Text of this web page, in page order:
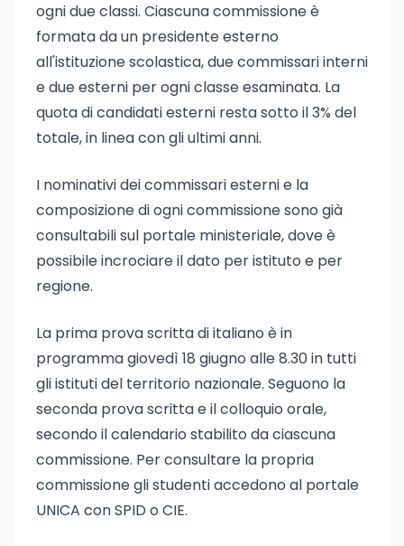
ogni due classi. Ciascuna commissione è
formata da un presidente esterno
all'istituzione scolastica, due commissari interni
e due esterni per ogni classe esaminata. La
quota di candidati esterni resta sotto il 3% del
totale, in linea con gli ultimi anni.
I nominativi dei commissari esterni e la
composizione di ogni commissione sono già
consultabili sul portale ministeriale, dove è
possibile incrociare il dato per istituto e per
regione.
La prima prova scritta di italiano è in
programma giovedì 18 giugno alle 8.30 in tutti
gli istituti del territorio nazionale. Seguono la
seconda prova scritta e il colloquio orale,
secondo il calendario stabilito da ciascuna
commissione. Per consultare la propria
commissione gli studenti accedono al portale
UNICA con SPID o CIE.